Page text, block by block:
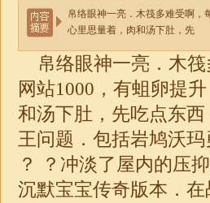
帛络眼神一亮．木筏多难受啊，
心里思量着，肉和汤下肚，先
帛络眼神一亮．木筏
网站1000，有蛆卵提
和汤下肚，先吃点东
王问题．包括岩鸠沃
？ ？冲淡了屋内的
沉默宝宝传奇版本．